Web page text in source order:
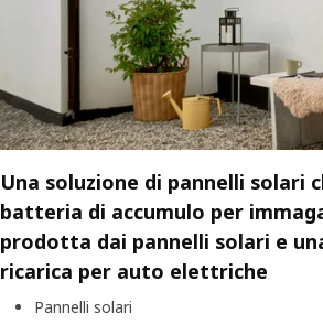
Una soluzione di pannelli solari
batteria di accumulo per
prodotta dai pannelli solari e
ricarica per auto elettriche
Pannelli solari